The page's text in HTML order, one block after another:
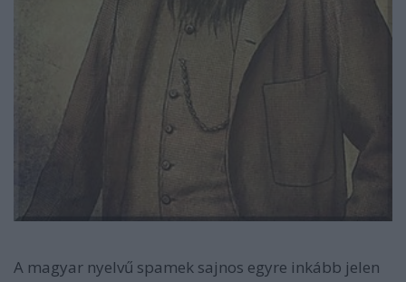
A magyar nyelvű spamek sajnos egyre inkább jelen